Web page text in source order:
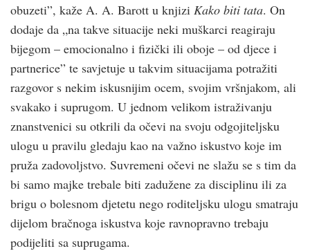
obuzeti”, kaže A. A. Barott u knjizi Kako biti tata. On
dodaje da „na takve situacije neki muškarci reagiraju
bijegom – emocionalno i fizički ili oboje – od djece i
partnerice” te savjetuje u takvim situacijama potražiti
razgovor s nekim iskusnijim ocem, svojim vršnjakom, ali
svakako i suprugom. U jednom velikom istraživanju
znanstvenici su otkrili da očevi na svoju odgojiteljsku
ulogu u pravilu gledaju kao na važno iskustvo koje im
pruža zadovoljstvo. Suvremeni očevi ne slažu se s tim da
bi samo majke trebale biti zadužene za disciplinu ili za
brigu o bolesnom djetetu nego roditeljsku ulogu smatraju
dijelom bračnoga iskustva koje ravnopravno trebaju
podijeliti sa suprugama.